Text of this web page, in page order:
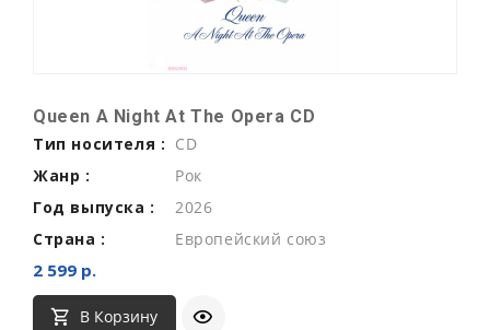
Queen A Night At The Opera CD
Тип носителя : CD
Жанр :
Рок
Год выпуска :
2026
Страна :
Европейский союз
2 599 р.
В Корзину